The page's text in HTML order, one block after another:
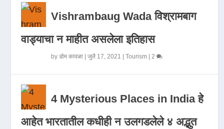
Vishrambaug Wada विश्रामबाग
वाड्याचा न माहीत असलेला इतिहास
byडोम कावळा |जुलै 17, 2021 |Tourism |2
4 Mysterious Places in India हे
आहेत भारतातील कधीही न उलगडलेले ४ अद्भुत